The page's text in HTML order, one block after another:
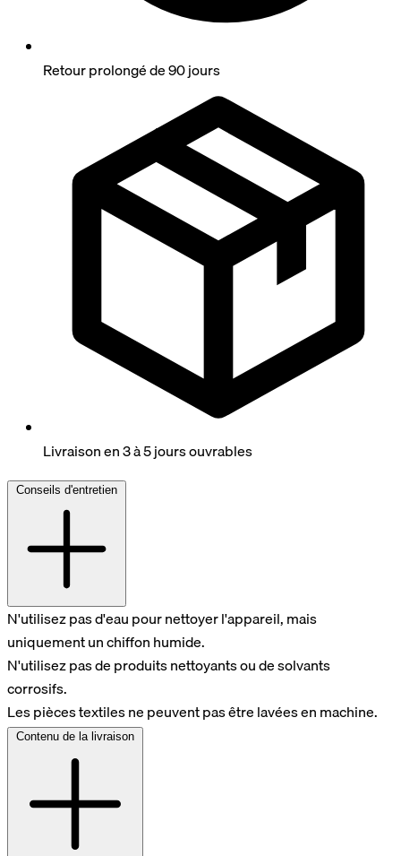
Retour prolongé de 90 jours
Livraison en 3 à 5 jours ouvrables
N'utilisez pas d'eau pour nettoyer l'appareil, mais
uniquement un chiffon humide.
N'utilisez pas de produits nettoyants ou de solvants
corrosifs.
Les pièces textiles ne peuvent pas être lavées en machine.